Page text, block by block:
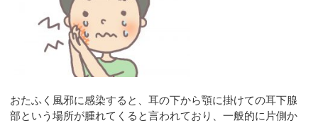
おたふく風邪に感染すると、耳の下から顎に掛けての耳下腺
部という場所が腫れてくると言われており、一般的に片側か